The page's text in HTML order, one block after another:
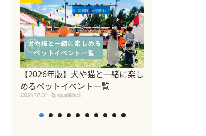
【2026年版】犬や猫と一緒に楽し
めるペットイベント一覧
2026年7月5日 By equall編集部